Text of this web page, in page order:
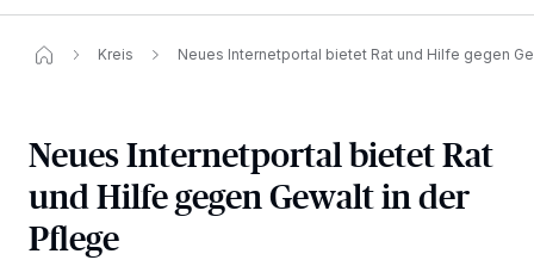
Kreis Neues Internetportal bietet Rat und Hilfe gegen
Neues Internetportal bietet Rat
und Hilfe gegen Gewalt in der
Pflege